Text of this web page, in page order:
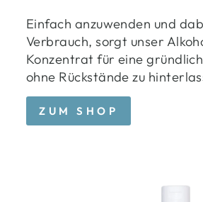
Einfach anzuwenden und
Verbrauch, sorgt unser
Konzentrat für eine
ohne Rückstände zu
ZUM SHOP